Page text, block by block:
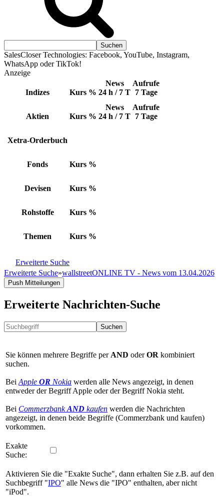
SalesCloser Technologies: Facebook, YouTube, Instagram,
WhatsApp oder TikTok!
Anzeige
Indizes Kurs %
News
24 h / 7 T
Aufrufe
7 Tage
Aktien Kurs %
News
24 h / 7 T
Aufrufe
7 Tage
Xetra-Orderbuch
Fonds Kurs %
Devisen Kurs %
Rohstoffe Kurs %
Themen Kurs %
Erweiterte Suche
Erweiterte Suche»wallstreetONLINE TV - News vom 13.04.2026
Push Mitteilungen
Erweiterte Nachrichten-Suche
Suchen
Sie können mehrere Begriffe per AND oderOR kombiniert
suchen.
Bei Apple OR Nokia werden alle News angezeigt, in denen
entweder der Begriff Apple oder der Begriff Nokia steht.
Bei CommerzbankAND kaufen werden die Nachrichten
angezeigt, in denen beide Begriffe (Commerzbank und kaufen)
vorkommen.
Exakte
Suche:
Aktivieren Sie die "Exakte Suche", dann erhalten Sie z.B. auf den
Suchbegriff "IPO" alle News die "IPO" enthalten, aber nicht
"iPod".